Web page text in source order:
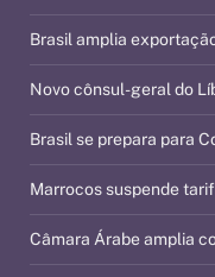
Brasil amplia
Novo cônsul-geral do
Brasil se prepara para
Marrocos suspende
Câmara Árabe amplia